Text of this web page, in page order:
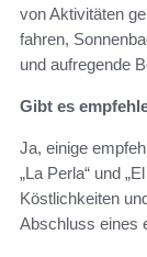
von Aktivitäten
fahren,
und aufregende
Gibt es
Ja, einige
„La Perla“ und
Köstlichkeiten
Abschluss eines